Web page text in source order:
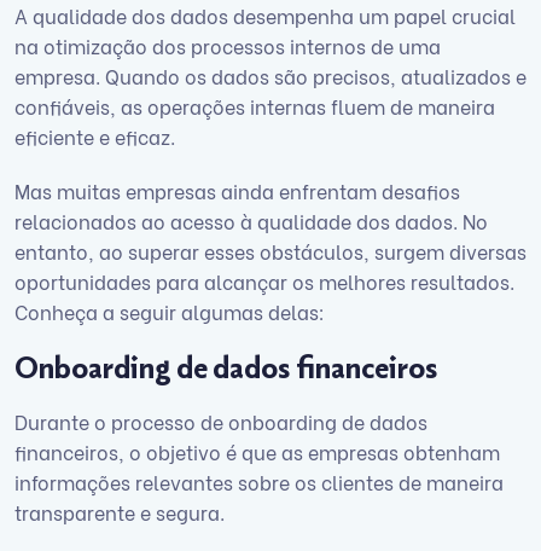
A qualidade dos dados desempenha um papel crucial
na otimização dos processos internos de uma
empresa. Quando os dados são precisos, atualizados e
confiáveis, as operações internas fluem de maneira
eficiente e eficaz.
Mas muitas empresas ainda enfrentam desafios
relacionados ao acesso à qualidade dos dados. No
entanto, ao superar esses obstáculos, surgem diversas
oportunidades para alcançar os melhores resultados.
Conheça a seguir algumas delas:
Onboarding de dados financeiros
Durante o processo de onboarding de dados
financeiros, o objetivo é que as empresas obtenham
informações relevantes sobre os clientes de maneira
transparente e segura.